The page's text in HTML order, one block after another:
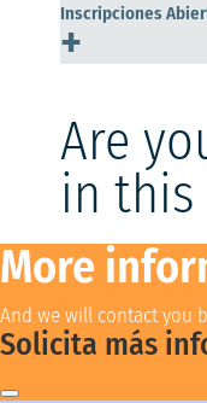
Inscripciones
+
Are
in this
More
And we will contact you
Solicita más